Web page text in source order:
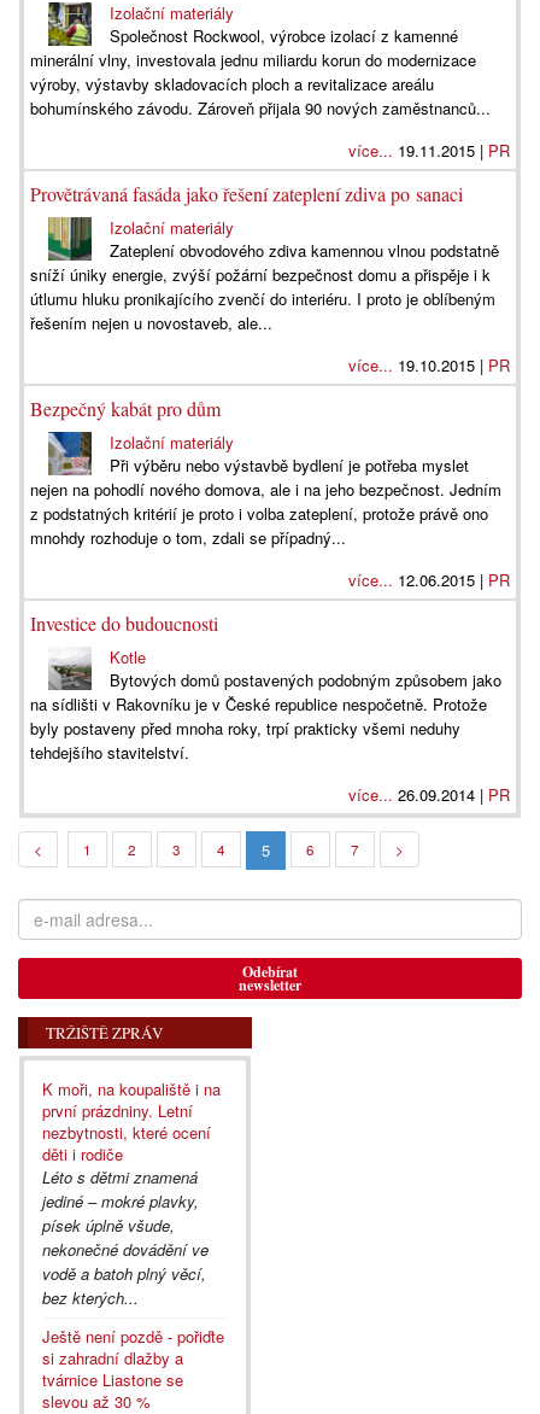
Izolační materiály
Společnost Rockwool, výrobce izolací z kamenné
minerální vlny, investovala jednu miliardu korun do modernizace
výroby, výstavby skladovacích ploch a revitalizace areálu
bohumínského závodu. Zároveň přijala 90 nových zaměstnanců...
více... 19.11.2015 | PR
Provětrávaná fasáda jako řešení zateplení zdiva po sanaci
Izolační materiály
Zateplení obvodového zdiva kamennou vlnou podstatně
sníží úniky energie, zvýší požární bezpečnost domu a přispěje i k
útlumu hluku pronikajícího zvenčí do interiéru. I proto je oblíbeným
řešením nejen u novostaveb, ale...
více... 19.10.2015 | PR
Bezpečný kabát pro dům
Izolační materiály
Při výběru nebo výstavbě bydlení je potřeba myslet
nejen na pohodlí nového domova, ale i na jeho bezpečnost. Jedním
z podstatných kritérií je proto i volba zateplení, protože právě ono
mnohdy rozhoduje o tom, zdali se případný...
více... 12.06.2015 | PR
Investice do budoucnosti
Kotle
Bytových domů postavených podobným způsobem jako
na sídlišti v Rakovníku je v České republice nespočetně. Protože
byly postaveny před mnoha roky, trpí prakticky všemi neduhy
tehdejšího stavitelství.
více... 26.09.2014 | PR
< 1 2 3 4 5 6 7 >
Odebírat
newsletter
TRŽIŠTĚ ZPRÁV
K moři, na koupaliště i na
první prázdniny. Letní
nezbytnosti, které ocení
děti i rodiče
Léto s dětmi znamená
jediné – mokré plavky,
písek úplně všude,
nekonečné dovádění ve
vodě a batoh plný věcí,
bez kterých...
Ještě není pozdě - pořiďte
si zahradní dlažby a
tvárnice Liastone se
slevou až 30 %